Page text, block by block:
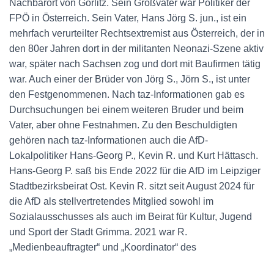
Nachbarort von Görlitz. Sein Großvater war Politiker der
FPÖ in Österreich. Sein Vater, Hans Jörg S. jun., ist ein
mehrfach verurteilter Rechtsextremist aus Österreich, der in
den 80er Jahren dort in der militanten Neonazi-Szene aktiv
war, später nach Sachsen zog und dort mit Baufirmen tätig
war. Auch einer der Brüder von Jörg S., Jörn S., ist unter
den Festgenommenen. Nach taz-Informationen gab es
Durchsuchungen bei einem weiteren Bruder und beim
Vater, aber ohne Festnahmen. Zu den Beschuldigten
gehören nach taz-Informationen auch die AfD-
Lokalpolitiker Hans-Georg P., Kevin R. und Kurt Hättasch.
Hans-Georg P. saß bis Ende 2022 für die AfD im Leipziger
Stadtbezirksbeirat Ost. Kevin R. sitzt seit August 2024 für
die AfD als stellvertretendes Mitglied sowohl im
Sozialausschusses als auch im Beirat für Kultur, Jugend
und Sport der Stadt Grimma. 2021 war R.
„Medienbeauftragter“ und „Koordinator“ des